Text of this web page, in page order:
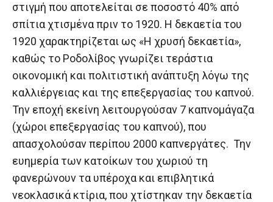
στιγμή που αποτελείται σε ποσοστό 40% από
σπίτια χτισμένα πριν το 1920. Η δεκαετία του
1920 χαρακτηρίζεται ως «Η χρυσή δεκαετία»,
καθώς το Ροδολίβος γνωρίζει τεράστια
οικονομική και πολιτιστική ανάπτυξη λόγω της
καλλιέργειας και της επεξεργασίας του καπνού.
Την εποχή εκείνη λειτουργούσαν 7 καπνομάγαζα
(χώροι επεξεργασίας του καπνού), που
απασχολούσαν περίπου 2000 καπνεργάτες. Την
ευημερία των κατοίκων του χωριού τη
φανερώνουν τα υπέροχα και επιβλητικά
νεοκλασικά κτίρια, που χτίστηκαν την δεκαετία